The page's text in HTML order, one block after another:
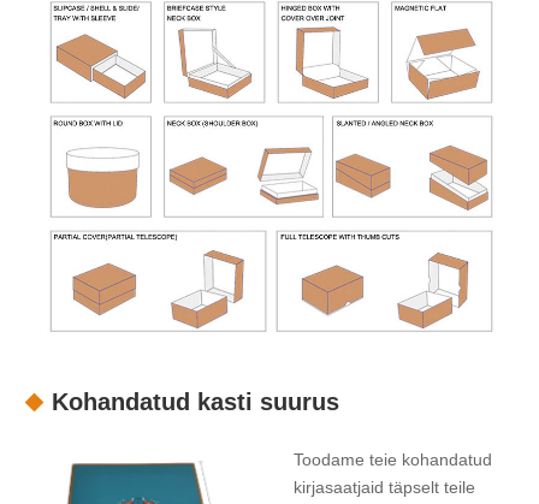
Kohandatud kasti suurus
Toodame teie kohandatud
kirjasaatjaid täpselt teile